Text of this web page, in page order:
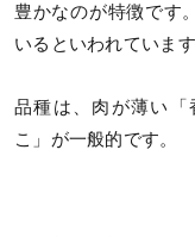
豊かなのが特徴です
いるといわれています
品種は、肉が薄い
こ」が一般的です。